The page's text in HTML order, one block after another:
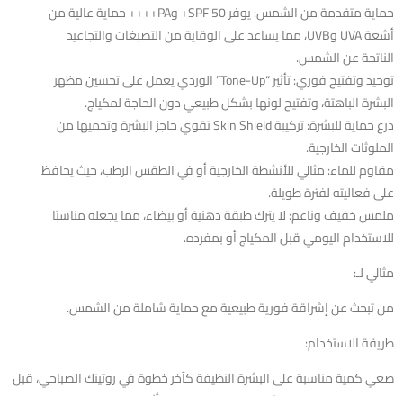
حماية متقدمة من الشمس: يوفر SPF 50+ وPA++++ حماية عالية من
أشعة UVA وUVB، مما يساعد على الوقاية من التصبغات والتجاعيد
الناتجة عن الشمس.
توحيد وتفتيح فوري: تأثير “Tone-Up” الوردي يعمل على تحسين مظهر
البشرة الباهتة، وتفتيح لونها بشكل طبيعي دون الحاجة لمكياج.
درع حماية للبشرة: تركيبة Skin Shield تقوي حاجز البشرة وتحميها من
الملوثات الخارجية.
مقاوم للماء: مثالي للأنشطة الخارجية أو في الطقس الرطب، حيث يحافظ
على فعاليته لفترة طويلة.
ملمس خفيف وناعم: لا يترك طبقة دهنية أو بيضاء، مما يجعله مناسبًا
للاستخدام اليومي قبل المكياج أو بمفرده.
مثالي لـ:
من تبحث عن إشراقة فورية طبيعية مع حماية شاملة من الشمس.
طريقة الاستخدام:
ضعي كمية مناسبة على البشرة النظيفة كآخر خطوة في روتينك الصباحي، قبل